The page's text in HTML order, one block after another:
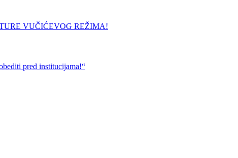
VUČIĆEVOG REŽIMA!
pred institucijama!“